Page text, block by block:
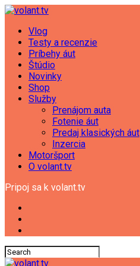
Vlog
Testy a recenzie
Príbehy áut
Štúdio
Novinky
Shop
Služby
Prenájom auta
Fotenie áut
Predaj klasických áut
Inzercia
Motoršport
O volant.tv
Pripoj sa k volant.tv